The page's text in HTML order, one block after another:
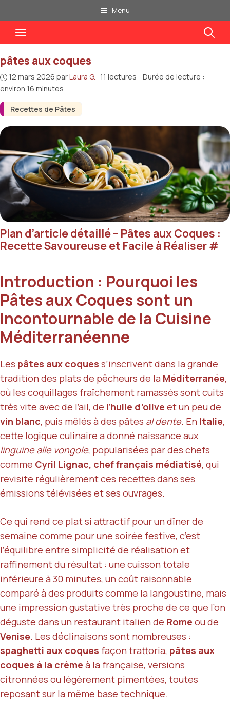
au
contenu
Menu
Menu
Recettes de Pâtes
pâtes aux coques
12 mars 2026 parLaura G. · 11 lectures · Durée de lecture :
environ 16 minutes
Plan d’article détaillé – Pâtes aux Coques :
Recette Savoureuse et Facile à Réaliser#
Introduction : Pourquoi les
Pâtes aux Coques sont un
Incontournable de la Cuisine
Méditerranéenne
Les pâtes aux coques s’inscrivent dans la grande
tradition des plats de pêcheurs de la Méditerranée,
où les coquillages fraîchement ramassés sont cuits
très vite avec de l’ail, de l’huile d’olive et un peu de
vin blanc, puis mêlés à des pâtes al dente. En Italie,
cette logique culinaire a donné naissance aux
linguine alle vongole, popularisées par des chefs
comme Cyril Lignac, chef français médiatisé, qui
revisite régulièrement ces recettes dans ses
émissions télévisées et ses ouvrages.
Ce qui rend ce plat si attractif pour un dîner de
semaine comme pour une soirée festive, c’est
l’équilibre entre simplicité de réalisation et
raffinement du résultat : une cuisson totale
inférieure à 30 minutes, un coût raisonnable
comparé à des produits comme la langoustine, mais
une impression gustative très proche de ce que l’on
déguste dans un restaurant italien de Rome ou de
Venise. Les déclinaisons sont nombreuses :
spaghetti aux coques façon trattoria, pâtes aux
coques à la crème à la française, versions
citronnées ou légèrement pimentées, toutes
reposant sur la même base technique.